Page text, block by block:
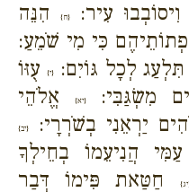
עִיר: {ח}
הִנֵּה
כִּי מִי שֹׁמֵעַ:
לְכָל גּוֹיִם: {י}עֻזּוֹ
מִשְׂגַּבִּי:{יא}
אֱלֹהֵי
יַרְאֵנִי בְשֹׁרְרָי:
{יב}
הֲנִיעֵמוֹ בְחֵילְךָ
חַטַּאת פִּימוֹ דְּבַר